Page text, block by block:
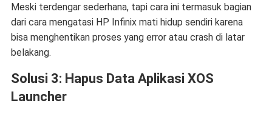
Meski terdengar sederhana, tapi cara ini termasuk bagian
dari cara mengatasi HP Infinix mati hidup sendirikarena
bisa menghentikan proses yang error atau crash di latar
belakang.
Solusi 3: Hapus Data Aplikasi XOS
Launcher